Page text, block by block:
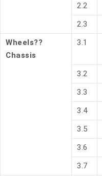
2.2
2.3
Wheels??
Chassis
3.1
3.2
3.3
3.4
3.5
3.6
3.7